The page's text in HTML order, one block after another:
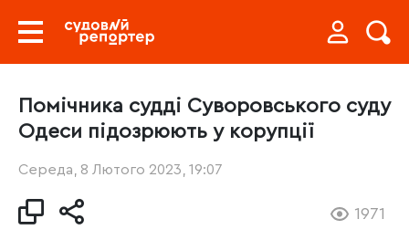
Помічника судді Суворовського суду
Одеси підозрюють у корупції
Середа, 8 Лютого 2023, 19:07
1971